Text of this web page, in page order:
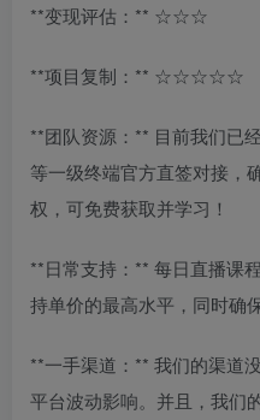
**变现评估：** ☆☆☆
**项目复制：** ☆☆☆☆☆
**团队资源：** 目前我们已
等一级终端官方直签对接，
权，可免费获取并学习！
**日常支持：** 每日直播课
持单价的最高水平，同时确
**一手渠道：** 我们的渠道
平台波动影响。并且，我们